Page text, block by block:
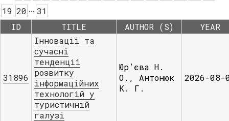
19 20 ... 31
ID
TITLE AUTHOR (S) YEAR
31896
Інновації та
сучасні
тенденції
розвитку
інформаційних
технологій у
туристичній
галузі
Юр’єва Н.
О., Антонюк
К. Г.
2026-08-